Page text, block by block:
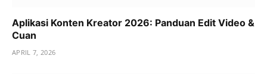
Aplikasi Konten Kreator 2026: Panduan Edit Video &
Cuan
APRIL 7, 2026